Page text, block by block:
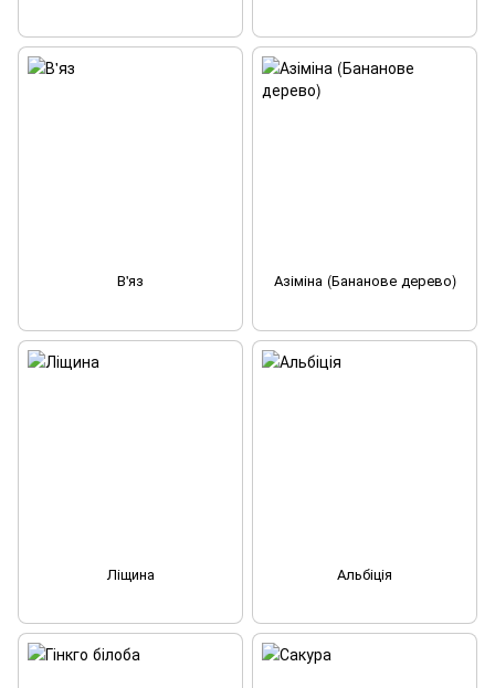
В'яз Азіміна (Бананове дерево)
Ліщина Альбіція